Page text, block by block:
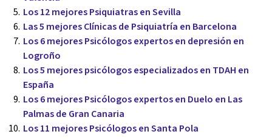
Los 12 mejores Psiquiatras en Sevilla
Las 5 mejores Clínicas de Psiquiatría en Barcelona
Los 6 mejores Psicólogos expertos en depresión en
Logroño
Los 5 mejores psicólogos especializados en TDAH en
España
Los 6 mejores Psicólogos expertos en Duelo en Las
Palmas de Gran Canaria
Los 11 mejores Psicólogos en Santa Pola